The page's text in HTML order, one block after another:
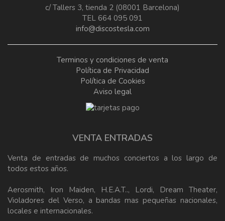
c/ Tallers 3, tienda 2 (08001 Barcelona)
TEL 664 095 091
info@discostesla.com
Terminos y condiciones de venta
Política de Privacidad
Política de Cookies
Aviso legal
VENTA ENTRADAS
Venta de entradas de muchos conciertos a los largo de
todos estos años.
Aerosmith, Iron Maiden, H.E.A.T.., Lordi, Dream Theater,
Violadores del Verso, a bandas mas pequeñas nacionales,
locales e internacionales.